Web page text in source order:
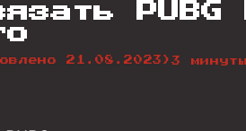
21.08.2023)3